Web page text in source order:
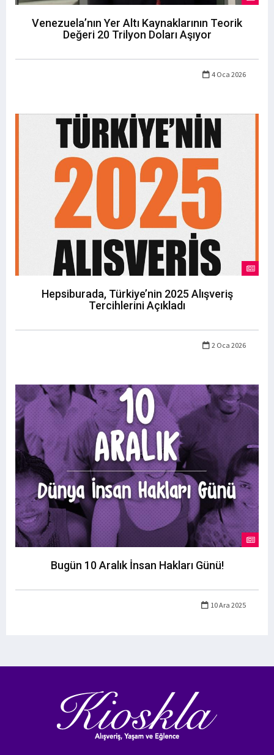
Venezuela’nın Yer Altı Kaynaklarının Teorik
Değeri 20 Trilyon Doları Aşıyor
4 Oca 2026
Hepsiburada, Türkiye’nin 2025 Alışveriş
Tercihlerini Açıkladı
2 Oca 2026
Bugün 10 Aralık İnsan Hakları Günü!
10 Ara 2025